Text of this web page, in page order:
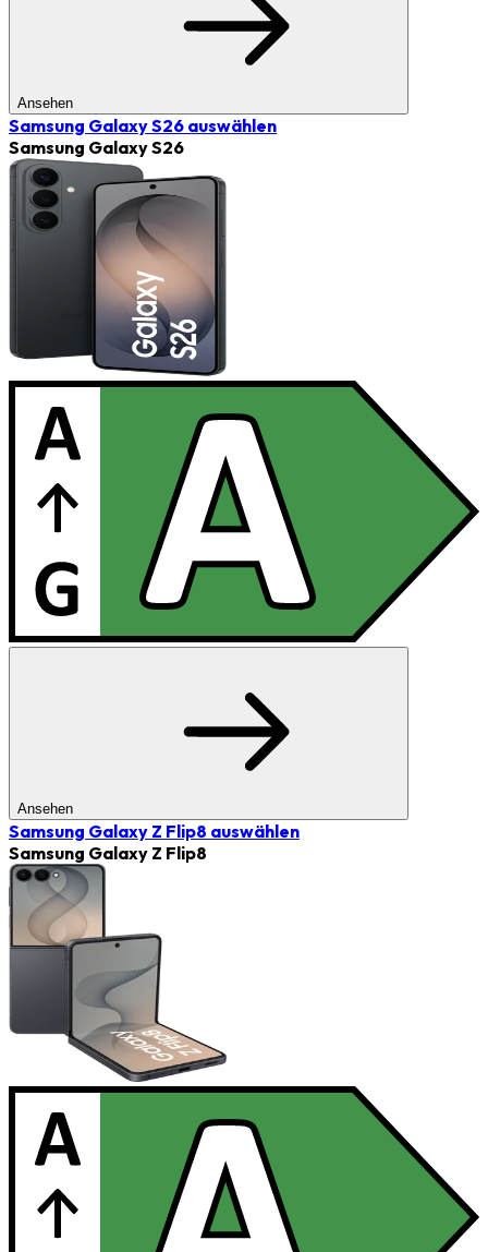
Ansehen
Samsung Galaxy S26 auswählen
Samsung Galaxy S26
Ansehen
Samsung Galaxy Z Flip8 auswählen
Samsung Galaxy Z Flip8